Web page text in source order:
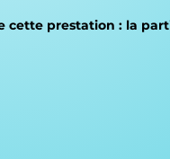
prestation : la